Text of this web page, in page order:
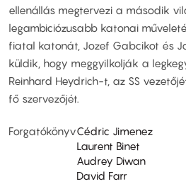
ellenállás megtervezi a második
legambiciózusabb katonai
fiatal katonát, Jozef Gabcikot és
küldik, hogy meggyilkolják a
Reinhard Heydrich-t, az SS
fő szervezőjét.
ForgatókönyvCédric Jimenez
Laurent Binet
Audrey Diwan
David Farr